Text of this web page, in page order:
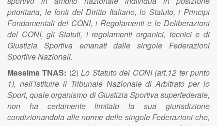
prioritaria, le fonti del Diritto Italiano, lo Statuto, i Principi
Fondamentali del CONI, i Regolamenti e le Deliberazioni
del CONI, gli Statuti, i regolamenti organici, tecnici e di
Giustizia Sportiva emanati dalle singole Federazioni
Sportive Nazionali.
Massima TNAS: (2)Lo Statuto del CONI (art.12 ter punto
1), nell’istituire il Tribunale Nazionale di Arbitrato per lo
Sport, quale organismo di Giustizia Sportiva superfederale,
non ha certamente limitato la sua giurisdizione
condizionandola alle norme delle singole Federazioni che,